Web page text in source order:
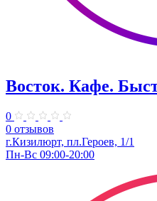
Восток. Кафе.
0
0 отзывов
г.Кизилюрт, пл.Героев, 1/1
Пн-Вс 09:00-20:00